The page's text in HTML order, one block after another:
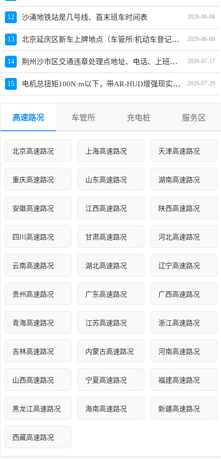
12 沙涌地铁站是几号线、首末班车时间表 2026-06-08
13 北京延庆区新车上牌地点（车管所/机动车登记服务站）、上班时间、电话 2026-06-09
14 荆州沙市区交通违章处理点地址、电话、上班时间 2026-07-17
15 电机总扭矩100N·m以下，带AR-HUD增强现实抬头显示的车有哪些？哪款值得买？ 2026-07-29
高速路况 车管所 充电桩 服务区
北京高速路况 上海高速路况 天津高速路况
重庆高速路况 山东高速路况 湖南高速路况
安徽高速路况 江西高速路况 陕西高速路况
四川高速路况 甘肃高速路况 河北高速路况
云南高速路况 湖北高速路况 辽宁高速路况
贵州高速路况 广东高速路况 广西高速路况
青海高速路况 江苏高速路况 浙江高速路况
吉林高速路况 内蒙古高速路况 河南高速路况
山西高速路况 宁夏高速路况 福建高速路况
黑龙江高速路况 海南高速路况 新疆高速路况
西藏高速路况